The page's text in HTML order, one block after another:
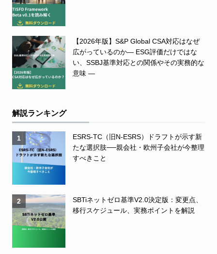
【2026年版】S&P Global CSA対応はなぜ
広がっているのか― ESG評価だけではな
い、SSBJ基準対応との関係やその実務的な
意味 ―
解説ランキング
1
ESRS-TC（旧N-ESRS）ドラフトが示す新
たな選択肢──親会社・欧州子会社が今整理
すべきこと
2
SBTiネットゼロ基準V2.0決定版：変更点、
移行スケジュール、実務ポイントを解説